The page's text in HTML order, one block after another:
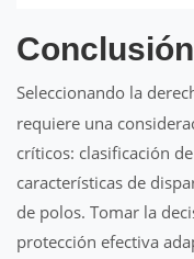
Conclusión
Seleccionando la
requiere una
críticos: clasificación
características de
de polos. Tomar la
protección efectiva